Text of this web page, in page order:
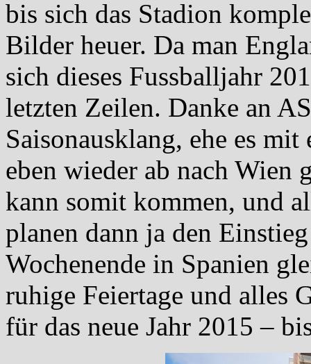
bis sich das Stadion
Bilder heuer. Da man
sich dieses Fussballjahr
letzten Zeilen. Danke an
Saisonausklang, ehe es
eben wieder ab nach Wien
kann somit kommen, und
planen dann ja den
Wochenende in Spanien
ruhige Feiertage und alles
für das neue Jahr 2015 –